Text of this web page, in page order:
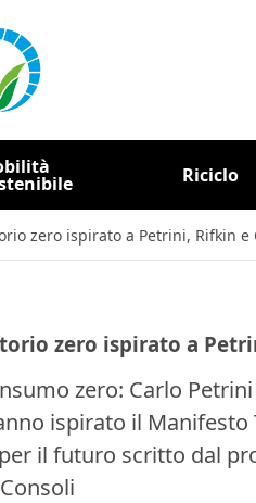
Riciclo
zero ispirato a Petrini, Rifkin e
zero ispirato a
zero: Carlo
ispirato il
il futuro scritto dal